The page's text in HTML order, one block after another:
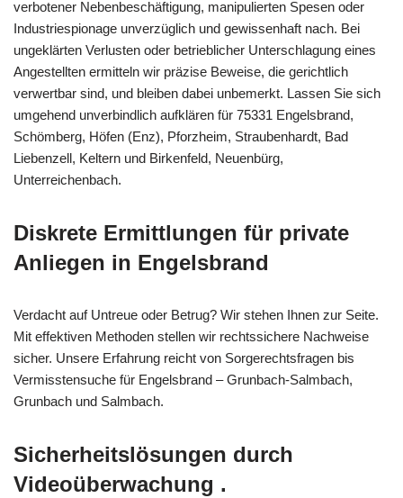
verbotener Nebenbeschäftigung, manipulierten Spesen oder
Industriespionage unverzüglich und gewissenhaft nach. Bei
ungeklärten Verlusten oder betrieblicher Unterschlagung eines
Angestellten ermitteln wir präzise Beweise, die gerichtlich
verwertbar sind, und bleiben dabei unbemerkt. Lassen Sie sich
umgehend unverbindlich aufklären für 75331 Engelsbrand,
Schömberg, Höfen (Enz), Pforzheim, Straubenhardt, Bad
Liebenzell, Keltern und Birkenfeld, Neuenbürg,
Unterreichenbach.
Diskrete Ermittlungen für private
Anliegen in Engelsbrand
Verdacht auf Untreue oder Betrug? Wir stehen Ihnen zur Seite.
Mit effektiven Methoden stellen wir rechtssichere Nachweise
sicher. Unsere Erfahrung reicht von Sorgerechtsfragen bis
Vermisstensuche für Engelsbrand – Grunbach-Salmbach,
Grunbach und Salmbach.
Sicherheitslösungen durch
Videoüberwachung .